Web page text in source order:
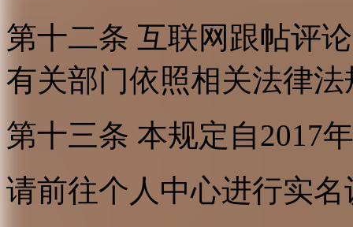
第十二条 互联网跟帖评
有关部门依照相关法律
第十三条 本规定自2017
请前往个人中心进行实名